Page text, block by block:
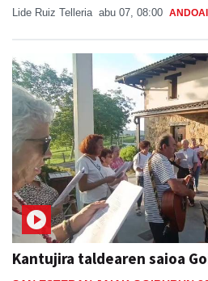
Lide Ruiz Telleria abu 07, 08:00
Kantujira taldearen saioa